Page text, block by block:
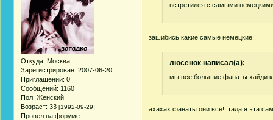
Откуда: Москва
Зарегистрирован: 2007-06-20
Приглашений: 0
Сообщений: 1160
Пол: Женский
Возраст: 33 [1992-09-29]
Провел на форуме:
встретился с самыми
зашибись какие самые немецкие!!
люсёнок написал(а):
мы все большие фанаты хайди
ахахах фанаты они все!! тада я эта